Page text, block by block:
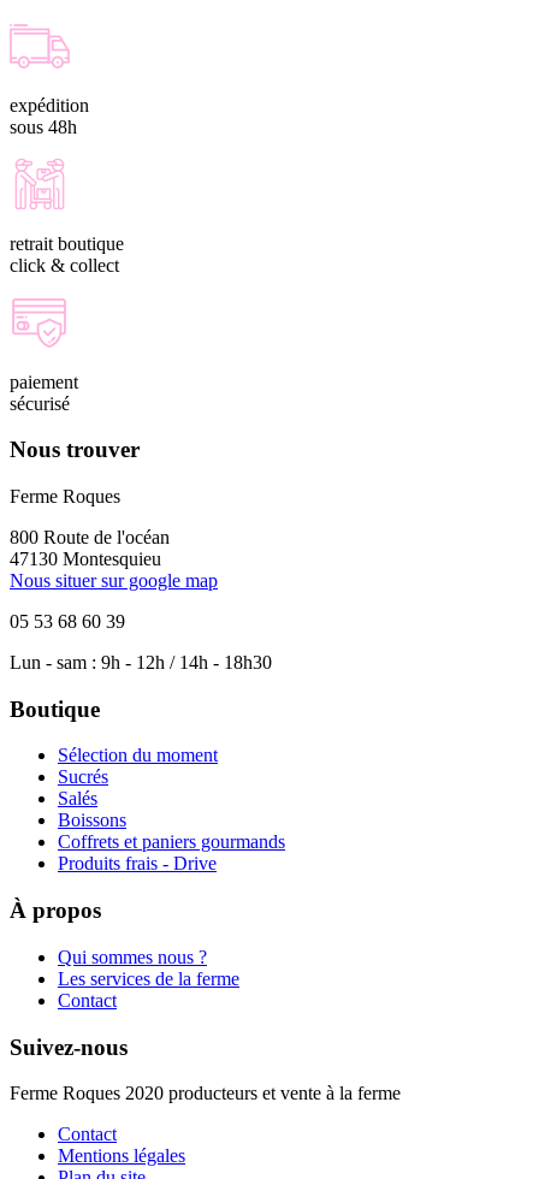
expédition
sous 48h
retrait boutique
click & collect
paiement
sécurisé
Nous trouver
Ferme Roques
800 Route de l'océan
47130 Montesquieu
Nous situer sur google map
05 53 68 60 39
Lun - sam : 9h - 12h / 14h - 18h30
Boutique
Sélection du moment
Sucrés
Salés
Boissons
Coffrets et paniers gourmands
Produits frais - Drive
À propos
Qui sommes nous ?
Les services de la ferme
Contact
Suivez-nous
Ferme Roques 2020 producteurs et vente à la ferme
Contact
Mentions légales